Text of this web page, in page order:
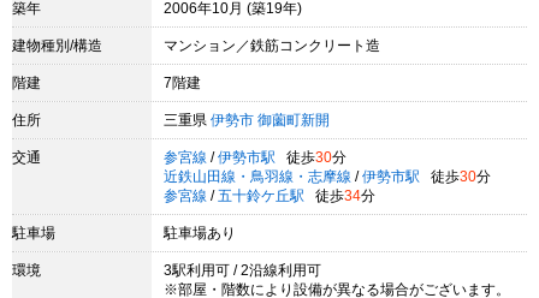
築年 2006年10月 (築19年)
建物種別/構造 マンション／鉄筋コンクリート造
階建 7階建
住所 三重県 伊勢市 御薗町新開
交通 参宮線 / 伊勢市駅 徒歩30分
近鉄山田線・鳥羽線・志摩線 / 伊勢市駅 徒歩30分
参宮線 / 五十鈴ケ丘駅 徒歩34分
駐車場 駐車場あり
環境
3駅利用可 / 2沿線利用可
※部屋・階数により設備が異なる場合がございます。